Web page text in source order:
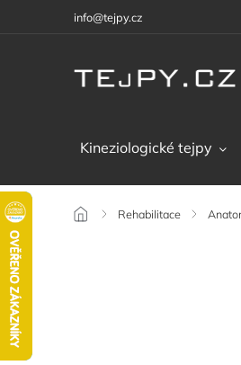
info@tejpy.cz
Kineziologické tejpy
/ Rehabilitace /